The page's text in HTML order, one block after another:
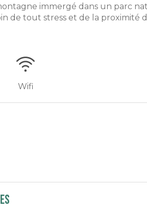
immergé dans un parc
de tout stress et de la proximité
Wifi